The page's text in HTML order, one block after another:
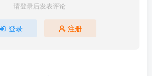
请登录后发表评论
登录 注册